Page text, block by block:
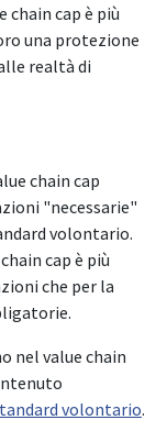
chain cap è più
una protezione
realtà di
chain cap
"necessarie"
volontario.
cap è più
che per la
nel value chain
volontario.